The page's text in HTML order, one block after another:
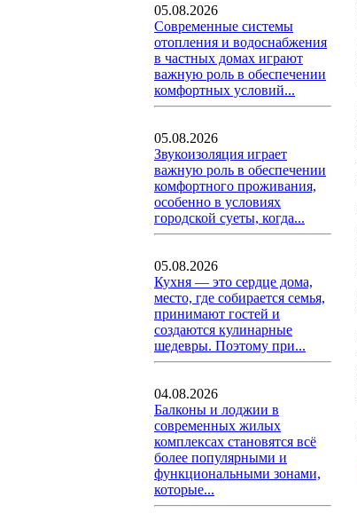
05.08.2026
Современные системы
отопления и водоснабжения
в частных домах играют
важную роль в обеспечении
комфортных условий...
05.08.2026
Звукоизоляция играет
важную роль в обеспечении
комфортного проживания,
особенно в условиях
городской суеты, когда...
05.08.2026
Кухня — это сердце дома,
место, где собирается семья,
принимают гостей и
создаются кулинарные
шедевры. Поэтому при...
04.08.2026
Балконы и лоджии в
современных жилых
комплексах становятся всё
более популярными и
функциональными зонами,
которые...